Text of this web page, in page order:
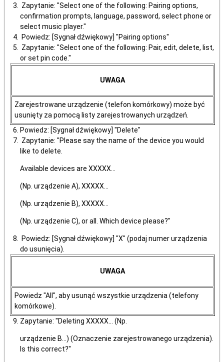
Zapytanie: "Select one of the following: Pairing options,
confirmation prompts, language, password, select phone or
select music player."
Powiedz: [Sygnał dźwiękowy] "Pairing options"
Zapytanie: "Select one of the following: Pair, edit, delete, list,
or set pin code."
UWAGA
Zarejestrowane urządzenie (telefon komórkowy) może być
usunięty za pomocą listy zarejestrowanych urządzeń.
Powiedz: [Sygnał dźwiękowy] "Delete"
Zapytanie: "Please say the name of the device you would
like to delete.
Available devices are XXXXX...
(Np. urządzenie A), XXXXX...
(Np. urządzenie B), XXXXX...
(Np. urządzenie C), or all. Which device please?"
Powiedz: [Sygnał dźwiękowy] "X" (podaj numer urządzenia
do usunięcia).
UWAGA
Powiedz "All", aby usunąć wszystkie urządzenia (telefony
komórkowe).
Zapytanie: "Deleting XXXXX... (Np.
urządzenie B...) (Oznaczenie zarejestrowanego urządzenia).
Is this correct?"